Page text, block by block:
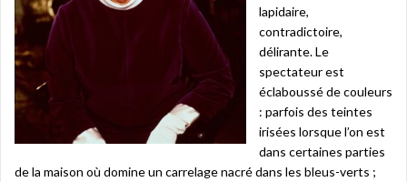
lapidaire,
contradictoire,
délirante. Le
spectateur est
éclaboussé de couleurs
: parfois des teintes
irisées lorsque l’on est
dans certaines parties
de la maison où domine un carrelage nacré dans les bleus-verts ;